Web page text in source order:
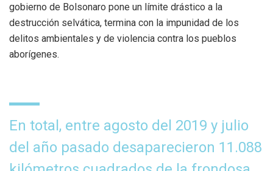
gobierno de Bolsonaro pone un límite drástico a la
destrucción selvática, termina con la impunidad de los
delitos ambientales y de violencia contra los pueblos
aborígenes.
En total, entre agosto del 2019 y julio
del año pasado desaparecieron 11.088